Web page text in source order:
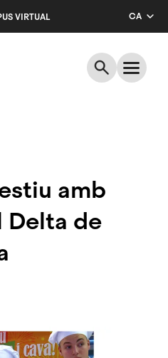
VIRTUAL
CA
ES
amb
Delta de